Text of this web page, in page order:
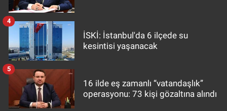
İSKİ: İstanbul'da 6 ilçede su
kesintisi yaşanacak
4
16 ilde eş zamanlı “vatandaşlık”
operasyonu: 73 kişi gözaltına alındı
5